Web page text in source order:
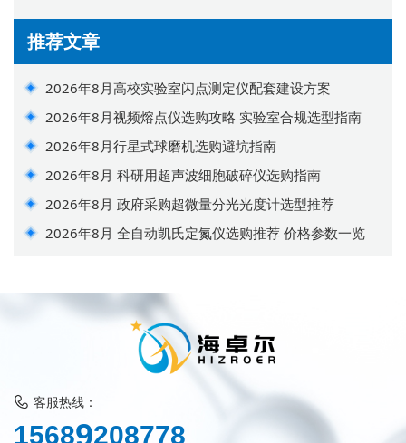
推荐文章
2026年8月高校实验室闪点测定仪配套建设方案
2026年8月视频熔点仪选购攻略 实验室合规选型指南
2026年8月行星式球磨机选购避坑指南
2026年8月 科研用超声波细胞破碎仪选购指南
2026年8月 政府采购超微量分光光度计选型推荐
2026年8月 全自动凯氏定氮仪选购推荐 价格参数一览
客服热线：
15689208778